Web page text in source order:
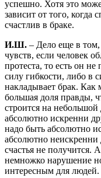
успешно. Хотя это
зависит от того, когда
счастлив в браке.
И.Ш. – Дело еще в том,
чувств, если человек
протеста, то есть он
силу гибкости, либо в
накладывает брак.
большая доля правды,
строится на
абсолютно искренни
надо быть абсолютно
абсолютно
счастья не получится.
немножко нарушение
интересным для людей.